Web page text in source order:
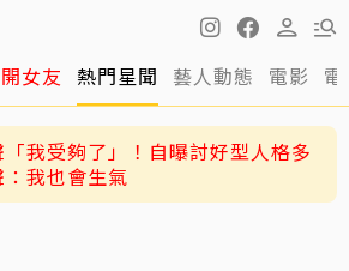
女友 熱門星聞 藝人動態 電影
我受夠了」！自曝討好型人格多
我也會生氣